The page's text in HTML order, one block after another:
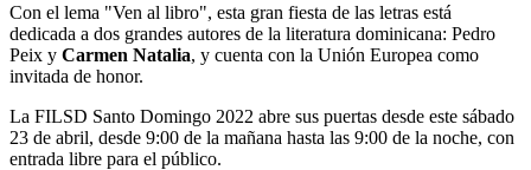
Con el lema "Ven al libro", esta gran fiesta de las letras está
dedicada a dos grandes autores de la literatura dominicana: Pedro
Peix y Carmen Natalia, y cuenta con la Unión Europea como
invitada de honor.
La FILSD Santo Domingo 2022 abre sus puertas desde este sábado
23 de abril, desde 9:00 de la mañana hasta las 9:00 de la noche, con
entrada libre para el público.